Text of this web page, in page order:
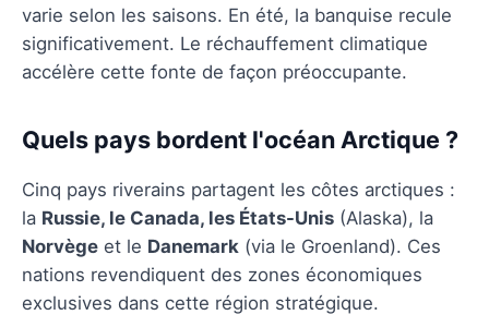
varie selon les saisons. En été, la banquise recule
significativement. Le réchauffement climatique
accélère cette fonte de façon préoccupante.
Quels pays bordent l'océan Arctique ?
Cinq pays riverains partagent les côtes arctiques :
la Russie, le Canada, les États-Unis (Alaska), la
Norvège et le Danemark (via le Groenland). Ces
nations revendiquent des zones économiques
exclusives dans cette région stratégique.